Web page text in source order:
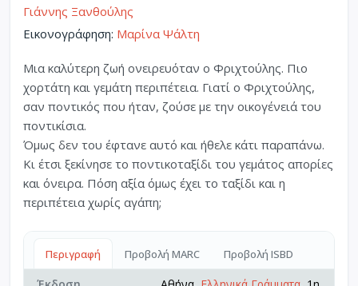
Γιάννης Ξανθούλης
Εικονογράφηση: Μαρίνα Ψάλτη
Μια καλύτερη ζωή ονειρευόταν ο Φριχτούλης. Πιο
χορτάτη και γεμάτη περιπέτεια. Γιατί ο Φριχτούλης,
σαν ποντικός που ήταν, ζούσε με την οικογένειά του
ποντικίσια.
Όμως δεν του έφτανε αυτό και ήθελε κάτι παραπάνω.
Κι έτσι ξεκίνησε το ποντικοταξίδι του γεμάτος απορίες
και όνειρα. Πόση αξία όμως έχει το ταξίδι και η
περιπέτεια χωρίς αγάπη;
Περιγραφή Προβολή MARC Προβολή ISBD